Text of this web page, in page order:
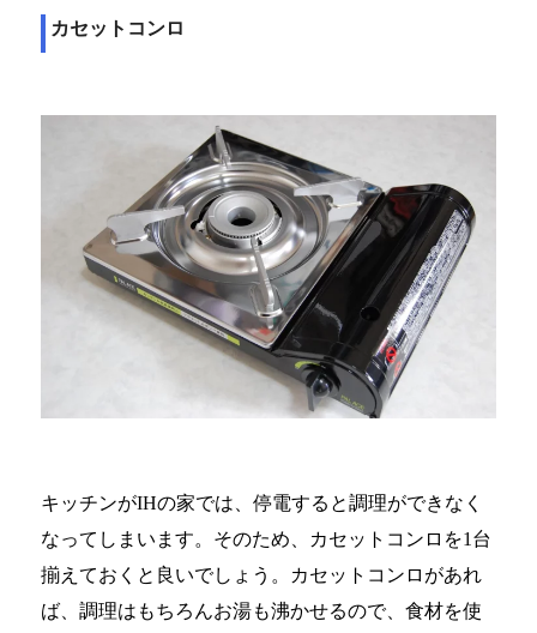
カセットコンロ
キッチンがIHの家では、停電すると調理ができなく
なってしまいます。そのため、カセットコンロを1台
揃えておくと良いでしょう。カセットコンロがあれ
ば、調理はもちろんお湯も沸かせるので、食材を使